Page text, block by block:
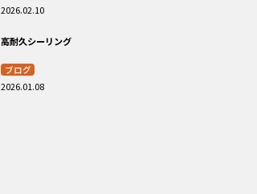
2026.02.10
高耐久シーリング
ブログ
2026.01.08